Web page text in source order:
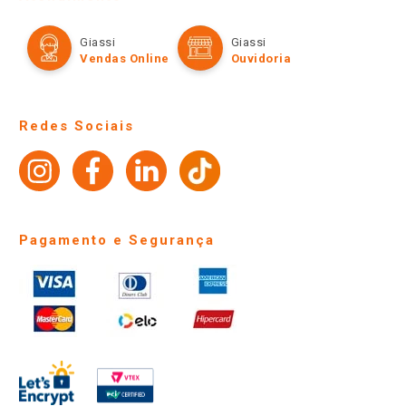
Televendas
Amigo Giassi
Perguntas frequentes
Identidade Visual
Formas de Pagamento
Políticas de entrega
Giassi
Vendas Online
Giassi
Ouvidoria
Redes Sociais
Pagamento e Segurança